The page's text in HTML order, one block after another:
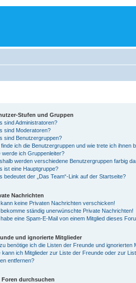
Stufen und Gruppen
sind Administratoren?
sind Moderatoren?
sind Benutzergruppen?
finde ich die Benutzergruppen und wie trete ich ihnen
werde ich Gruppenleiter?
werden verschiedene Benutzergruppen farbig
ist eine Hauptgruppe?
bedeutet der „Das Team“-Link auf der Startseite?
Nachrichten
keine Privaten Nachrichten verschicken!
ständig unerwünschte Private Nachrichten!
eine Spam-E-Mail von einem Mitglied dieses
und ignorierte Mitglieder
benötige ich die Listen der Freunde und ignorierten
kann ich Mitglieder zur Liste der Freunde oder zur
entfernen?
Foren durchsuchen